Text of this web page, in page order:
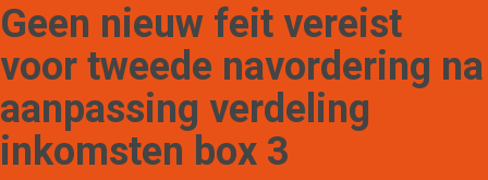
l
e
Geen nieuw feit vereist
voor tweede navordering na
aanpassing verdeling
inkomsten box 3